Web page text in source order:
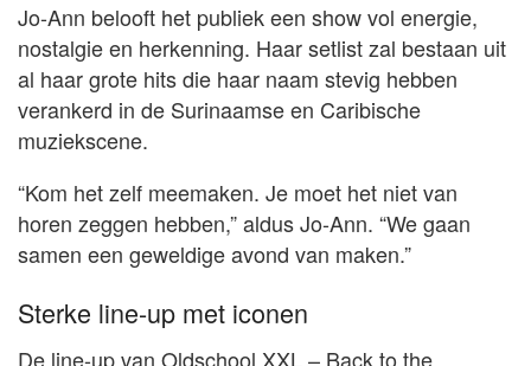
Jo-Ann belooft het publiek een show vol energie,
nostalgie en herkenning. Haar setlist zal bestaan uit
al haar grote hits die haar naam stevig hebben
verankerd in de Surinaamse en Caribische
muziekscene.
“Kom het zelf meemaken. Je moet het niet van
horen zeggen hebben,” aldus Jo-Ann. “We gaan
samen een geweldige avond van maken.”
Sterke line-up met iconen
De line-up van Oldschool XXL – Back to the